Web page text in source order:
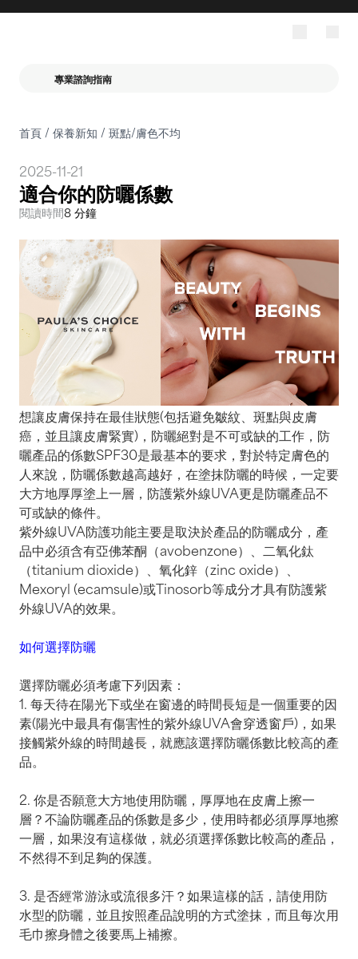
專業諮詢指南
首頁/ 保養新知 / 斑點/膚色不均
2025-11-21
適合你的防曬係數
閱讀時間8 分鐘
想讓皮膚保持在最佳狀態(包括避免皺紋、斑點與皮膚
癌，並且讓皮膚緊實)，防曬絕對是不可或缺的工作，防
曬產品的係數SPF30是最基本的要求，對於特定膚色的
人來說，防曬係數越高越好，在塗抹防曬的時候，一定要
大方地厚厚塗上一層，防護紫外線UVA更是防曬產品不
可或缺的條件。
紫外線UVA防護功能主要是取決於產品的防曬成分，產
品中必須含有亞佛苯酮（avobenzone）、二氧化鈦
（titanium dioxide）、氧化鋅（zinc oxide）、
Mexoryl (ecamsule)或Tinosorb等成分才具有防護紫
外線UVA的效果。
如何選擇防曬
選擇防曬必須考慮下列因素：
1. 每天待在陽光下或坐在窗邊的時間長短是一個重要的因
素(陽光中最具有傷害性的紫外線UVA會穿透窗戶)，如果
接觸紫外線的時間越長，就應該選擇防曬係數比較高的產
品。
2. 你是否願意大方地使用防曬，厚厚地在皮膚上擦一
層？不論防曬產品的係數是多少，使用時都必須厚厚地擦
一層，如果沒有這樣做，就必須選擇係數比較高的產品，
不然得不到足夠的保護。
3. 是否經常游泳或流很多汗？如果這樣的話，請使用防
水型的防曬，並且按照產品說明的方式塗抹，而且每次用
毛巾擦身體之後要馬上補擦。